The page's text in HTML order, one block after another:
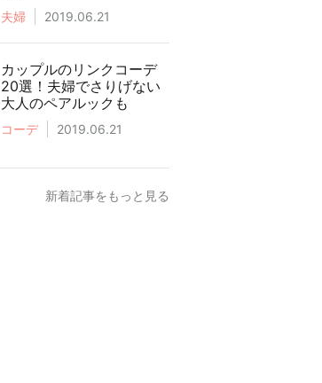
夫婦 2019.06.21
カップルのリンクコーデ
20選！夫婦でさりげない
大人のペアルックも
コーデ 2019.06.21
新着記事をもっと見る